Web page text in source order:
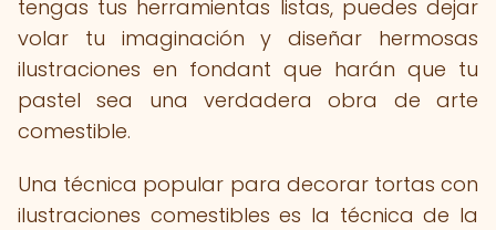
tengas tus herramientas listas, puedes dejar
volar tu imaginación y diseñar hermosas
ilustraciones en fondant que harán que tu
pastel sea una verdadera obra de arte
comestible.
Una técnica popular para decorar tortas con
ilustraciones comestibles es la técnica de la